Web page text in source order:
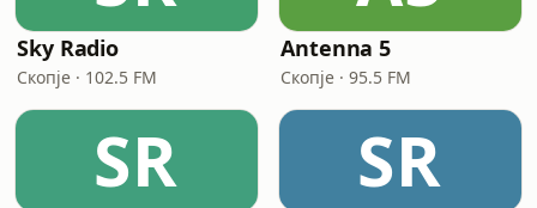
Sky Radio
Скопје · 102.5 FM
Antenna 5
Скопје · 95.5 FM
SR SR